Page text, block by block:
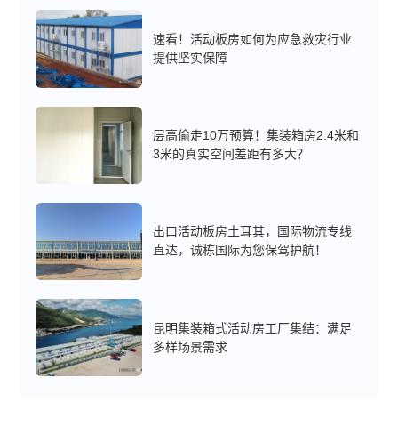
速看！活动板房如何为应急救灾行业
提供坚实保障
层高偷走10万预算！集装箱房2.4米和
3米的真实空间差距有多大？‌
出口活动板房土耳其，国际物流专线
直达，诚栋国际为您保驾护航！
昆明集装箱式活动房工厂集结：满足
多样场景需求